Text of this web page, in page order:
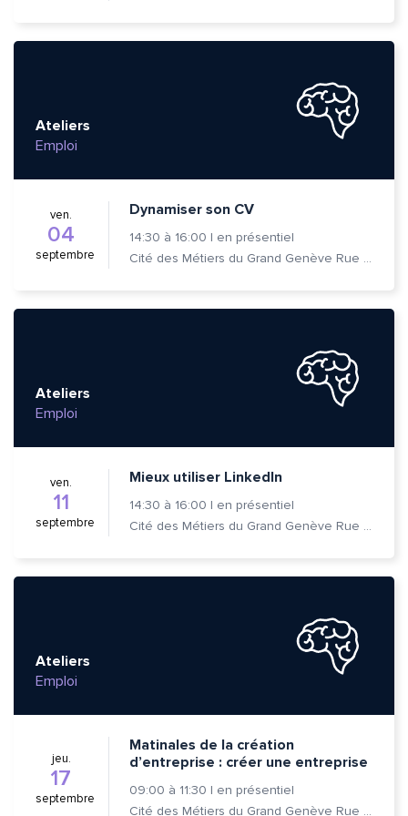
Ateliers
Emploi
ven.
04
septembre
Dynamiser son CV
14:30 à 16:00 | en présentiel
Cité des Métiers du Grand Genève Rue Prévost-Martin 6 1205 Genève
Ateliers
Emploi
ven.
11
septembre
Mieux utiliser LinkedIn
14:30 à 16:00 | en présentiel
Cité des Métiers du Grand Genève Rue Prévost-Martin 6 1205 Genève
Ateliers
Emploi
jeu.
17
septembre
Matinales de la création
d’entreprise : créer une entreprise
09:00 à 11:30 | en présentiel
Cité des Métiers du Grand Genève Rue Prévost-Martin 6 1205 Genève